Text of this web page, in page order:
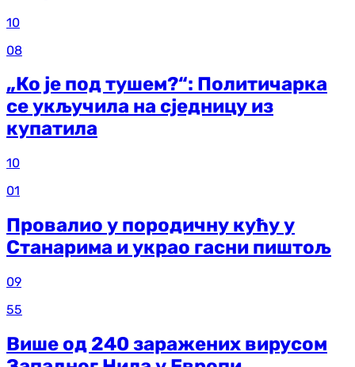
10
08
„Ко је под тушем?“: Политичарка
се укључила на сједницу из
купатила
10
01
Провалио у породичну кућу у
Станарима и украо гасни пиштољ
09
55
Више од 240 заражених вирусом